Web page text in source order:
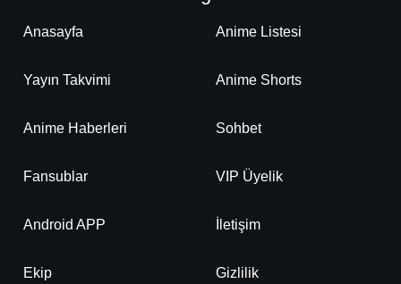
Anasayfa Anime Listesi
Yayın Takvimi Anime Shorts
Anime Haberleri Sohbet
Fansublar VIP Üyelik
Android APP İletişim
Ekip Gizlilik